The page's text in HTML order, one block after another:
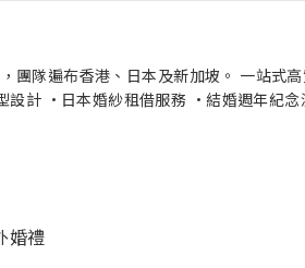
團隊遍布香港、日本及新加坡。 一站式
計 •日本婚紗租借服務 •結婚週年紀念
婚禮